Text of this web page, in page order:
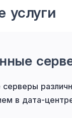
услуги
в дата-